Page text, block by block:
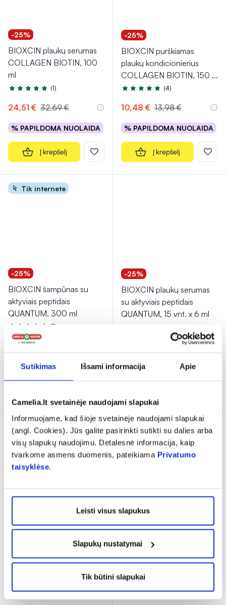
Sutikimas Išsami informacija Apie
Camelia.lt svetainėje naudojami slapukai
Informuojame, kad šioje svetainėje naudojami slapukai
(angl. Cookies). Jūs galite pasirinkti sutikti su dalies arba
visų slapukų naudojimu. Detalesnė informacija, kaip
tvarkome asmens duomenis, pateikiama Privatumo
taisyklėse.
Leisti visus slapukus
Slapukų nustatymai
Tik būtini slapukai
-25%
BIOXCIN plaukų serumas
COLLAGEN BIOTIN, 100
ml
Įvertinimas 5.0 iš 5
(1)
24,51 € 32,69 €
% PAPILDOMA NUOLAIDA
Į krepšelį
-25%
BIOXCIN purškiamas
plaukų kondicionierius
COLLAGEN BIOTIN, 150 ...
Įvertinimas 4.5 iš 5
(4)
10,48 € 13,98 €
% PAPILDOMA NUOLAIDA
Į krepšelį
Tik internete
-25%
BIOXCIN šampūnas su
aktyviais peptidais
QUANTUM, 300 ml
Įvertinimas 5.0 iš 5
(1)
14,24 €
% PAPILDOMA NUOLAIDA
-25%
BIOXCIN plaukų serumas
su aktyviais peptidais
QUANTUM, 15 vnt. x 6 ml
59,98 €
% PAPILDOMA NUOLAIDA
Tik internete
BIOXCIN kūno kremas
labai sausai ir atopinei odai
% PAPILDOMA NUOLAIDA
Tik internete
-25%
BIOXCIN veido kremas
labai sausai ir atopinei odai
11,01 €
% PAPILDOMA NUOLAIDA